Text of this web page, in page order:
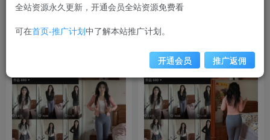
全站资源永久更新，开通会员全站资源免费看
可在首页-推广计划中了解本站推广计划。
开通会员 推广返佣